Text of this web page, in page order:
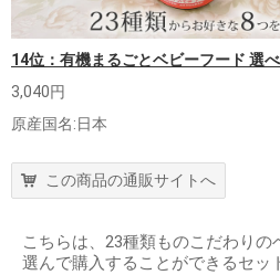
14位：有機まるごとベビーフード 選
3,040円
原産国名:日本
この商品の通販サイトへ
こちらは、23種類ものこだわり
選んで購入することができるセッ